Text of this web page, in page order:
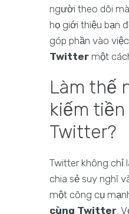
người theo dõi
họ giới thiệu bạn
góp phần vào việc
Twitter một
Làm thế
kiếm
Twitter?
Twitter không chỉ
chia sẻ suy nghĩ
một công cụ
cùng Twitter.